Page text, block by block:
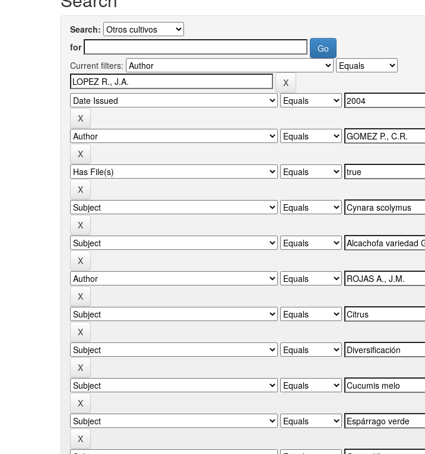
Search:
for
Current filters: